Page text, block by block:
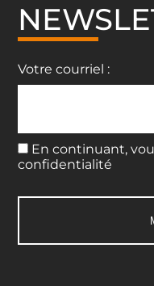
Votre courriel :
En continuant,
confidentialité